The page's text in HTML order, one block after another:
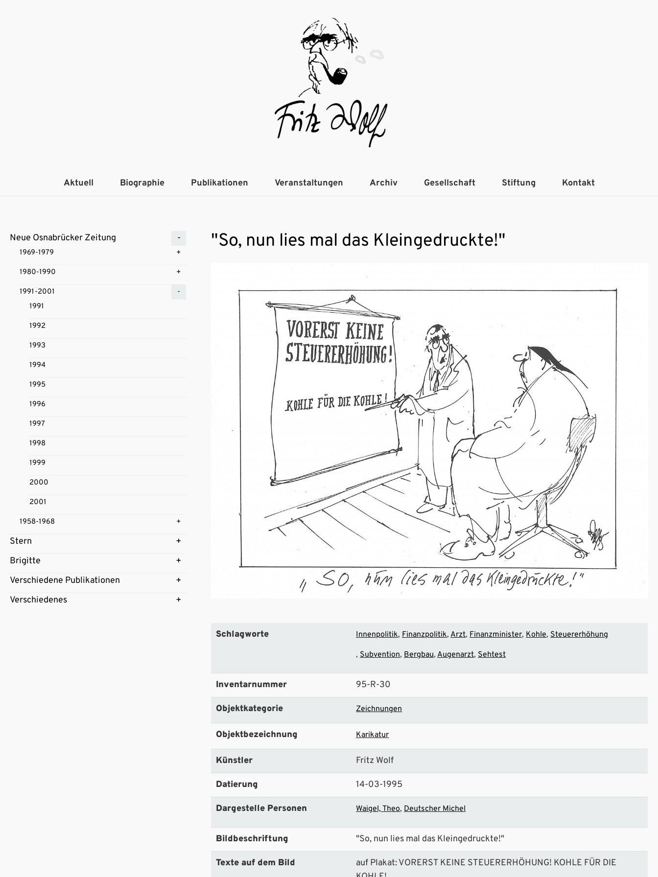
Aktuell Biographie Publikationen Veranstaltungen Archiv Gesellschaft Stiftung Kontakt
Neue Osnabrücker Zeitung
1969-1979
1980-1990
1991-2001
1991
1992
1993
1994
1995
1996
1997
1998
1999
2000
2001
1958-1968
Stern
Brigitte
Verschiedene Publikationen
Verschiedenes
"So, nun lies mal das Kleingedruckte!"
Schlagworte Innenpolitik Finanzpolitik Arzt Finanzminister Kohle Steuererhöhung
Subvention Bergbau Augenarzt Sehtest
Inventarnummer 95-R-30
Objektkategorie Zeichnungen
Objektbezeichnung Karikatur
Künstler Fritz Wolf
Datierung 14-03-1995
Dargestelle Personen Waigel, Theo Deutscher Michel
Bildbeschriftung "So, nun lies mal das Kleingedruckte!"
Texte auf dem Bild
auf Plakat: VORERST KEINE STEUERERHÖHUNG! KOHLE FÜR DIE